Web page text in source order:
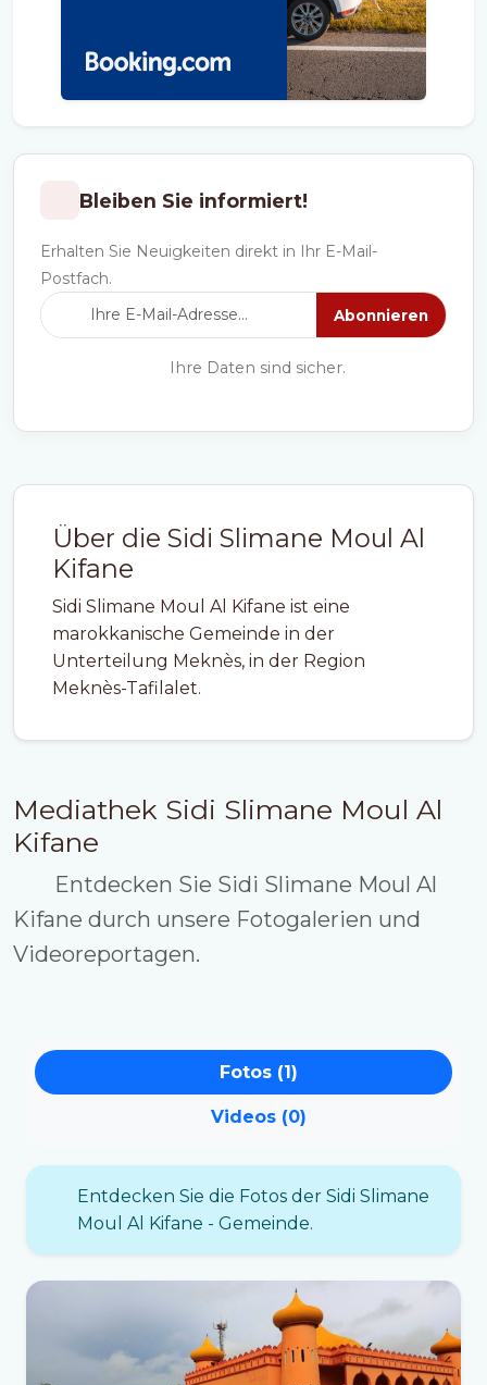
Über die Sidi Slimane Moul Al
Kifane
Sidi Slimane Moul Al Kifane ist eine
marokkanische Gemeinde in der
Unterteilung Meknès, in der Region
Meknès-Tafilalet.
Mediathek Sidi Slimane Moul Al
Kifane
Entdecken Sie Sidi Slimane Moul Al
Kifane durch unsere Fotogalerien und
Videoreportagen.
Fotos (1)
Videos (0)
Entdecken Sie die Fotos der Sidi Slimane
Moul Al Kifane - Gemeinde.
Bleiben Sie informiert!
Erhalten Sie Neuigkeiten direkt in Ihr E-Mail-
Postfach.
Abonnieren
Ihre Daten sind sicher.